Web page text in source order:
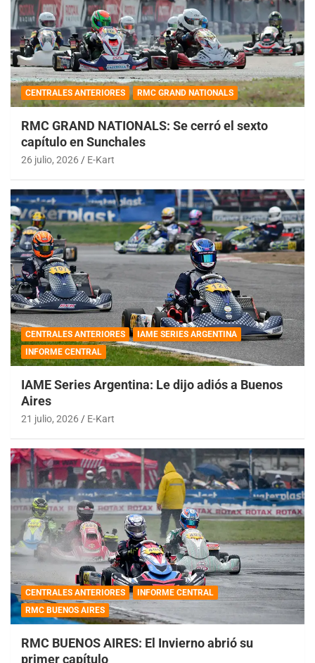
CENTRALES ANTERIORES RMC GRAND NATIONALS
RMC GRAND NATIONALS: Se cerró el sexto
capítulo en Sunchales
26 julio, 2026 E-Kart
CENTRALES ANTERIORES
IAME SERIES ARGENTINA
INFORME CENTRAL
IAME Series Argentina: Le dijo adiós a Buenos
Aires
21 julio, 2026 E-Kart
CENTRALES ANTERIORES
INFORME CENTRAL
RMC BUENOS AIRES
RMC BUENOS AIRES: El Invierno abrió su
primer capítulo